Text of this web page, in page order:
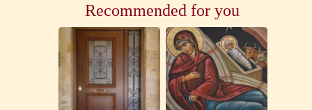
Recommended for you